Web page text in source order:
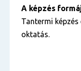
A képzés
Tantermi
oktatás.